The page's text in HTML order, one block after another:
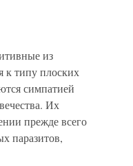
из
к типу плоских
симпатией
Их
прежде всего
паразитов,